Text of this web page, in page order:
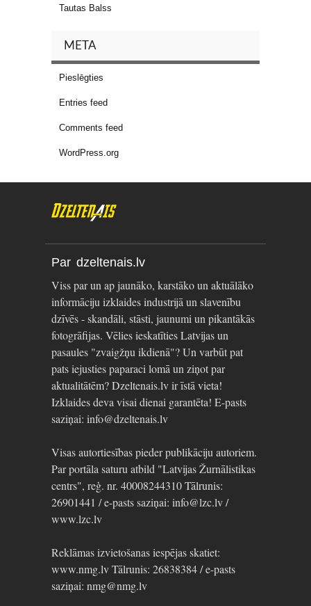
Tautas Balss
META
Pieslēgties
Entries feed
Comments feed
WordPress.org
Par dzeltenais.lv
Viss par un ap jaunāko, karstāko un aktuālāko
informāciju izklaides industrijā un slavenību
dzīvēs - skandāli, stāsti, jaunumi un pikantākās
fotogrāfijas. Vēlies ieskatīties Latvijas un
pasaules "zvaigžņu ikdienā"? Un varbūt pat
pats iejusties paparaci lomā un ziņot par
aktualitātēm? Dzeltenais.lv ir īstā vieta!
Izklaides deva visai dienai garantēta! E-pasts
saziņai: info@dzeltenais.lv
Visas autortiesības pieder publikāciju autoriem.
Par portāla saturu atbild "Latvijas Žurnālistikas
centrs", reģ. nr. 40008244310 Tālrunis:
26901441 / e-pasts saziņai: info@lzc.lv /
www.lzc.lv
Reklāmas izvietošanas iespējas skatiet:
www.nmg.lv Tālrunis: 26838384 / e-pasts
saziņai: nmg@nmg.lv